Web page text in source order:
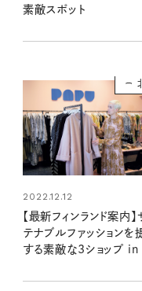
素敵スポット
2022.12.12
【最新フィンランド案内】
テナブルファッションを
する素敵な3ショップ in